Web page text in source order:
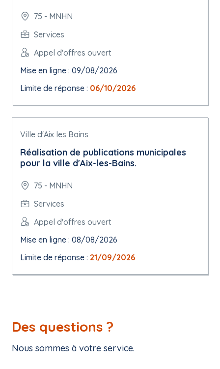
75 - MNHN
Services
Appel d'offres ouvert
Mise en ligne : 09/08/2026
Limite de réponse : 06/10/2026
Ville d'Aix les Bains
Réalisation de publications municipales
pour la ville d'Aix-les-Bains.
75 - MNHN
Services
Appel d'offres ouvert
Mise en ligne : 08/08/2026
Limite de réponse : 21/09/2026
Des questions ?
Nous sommes à votre service.